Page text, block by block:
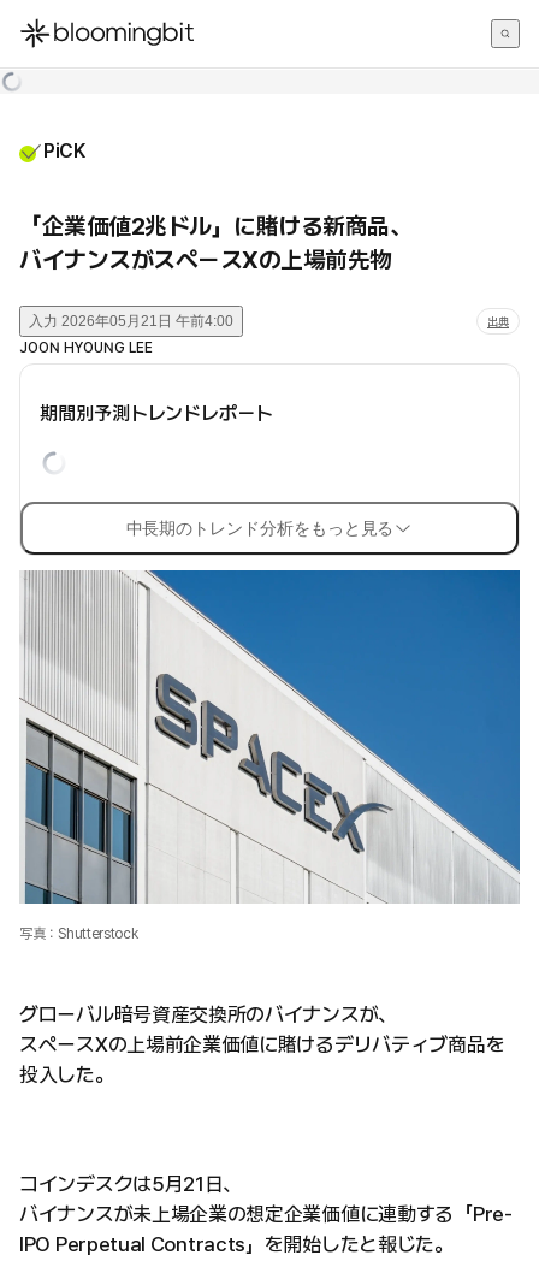
한국어
PiCK
「企業価値2兆ドル」に賭ける新商品、
バイナンスがスペースXの上場前先物
入力 2026年05月21日 午前4:00 出典
JOON HYOUNG LEE
期間別予測トレンドレポート
中長期のトレンド分析をもっと見る
写真：Shutterstock
グローバル暗号資産交換所のバイナンスが、
スペースXの上場前企業価値に賭けるデリバティブ商品を
投入した。
コインデスクは5月21日、
バイナンスが未上場企業の想定企業価値に連動する「Pre-
IPO Perpetual Contracts」を開始したと報じた。